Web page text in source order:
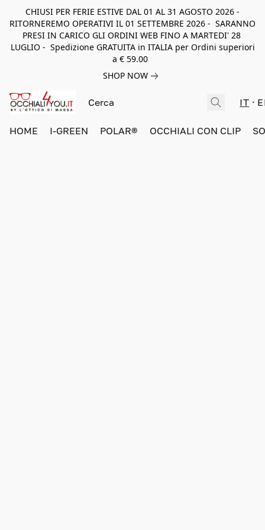
CHIUSI PER FERIE ESTIVE DAL 01 AL 31 AGOSTO 2026 -
RITORNEREMO OPERATIVI IL 01 SETTEMBRE 2026 - SARANNO
PRESI IN CARICO GLI ORDINI WEB FINO A MARTEDI' 28
LUGLIO - Spedizione GRATUITA in ITALIA per Ordini superiori
a € 59.00
SHOP NOW
IT
HOME I-GREEN POLAR® OCCHIALI CON CLIP